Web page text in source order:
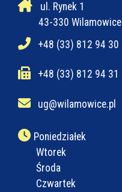
ul. Rynek 1
43-330 Wilamowice
+48 (33) 812 94 30
+48 (33) 812 94 31
ug@wilamowice.pl
Poniedziałek
Wtorek
Środa
Czwartek